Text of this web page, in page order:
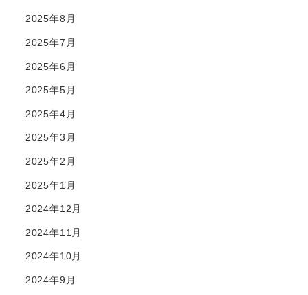
2025年8月
2025年7月
2025年6月
2025年5月
2025年4月
2025年3月
2025年2月
2025年1月
2024年12月
2024年11月
2024年10月
2024年9月